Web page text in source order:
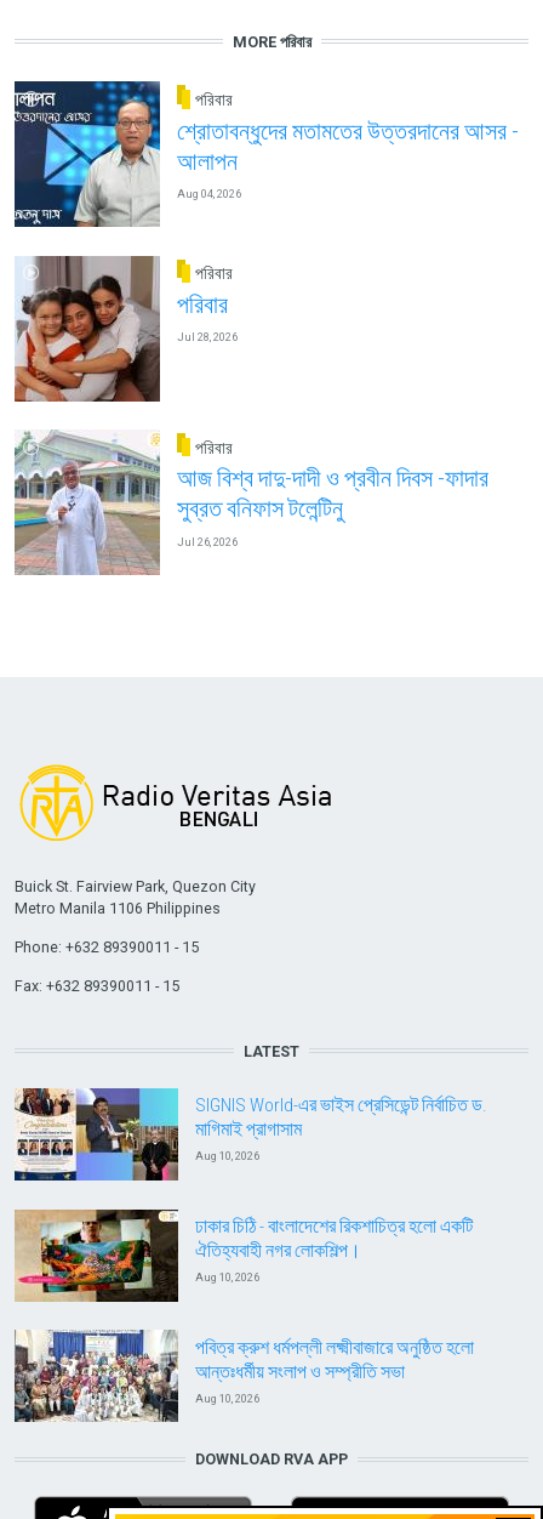
MORE পরিবার
পরিবার
শ্রোতাবন্ধুদের মতামতের উত্তরদানের আসর -
আলাপন
Aug 04, 2026
পরিবার
পরিবার
Jul 28, 2026
পরিবার
আজ বিশ্ব দাদু-দাদী ও প্রবীন দিবস -ফাদার
সুব্রত বনিফাস টলেন্টিনু
Jul 26, 2026
Buick St. Fairview Park, Quezon City
Metro Manila 1106 Philippines
Phone: +632 89390011 - 15
Fax: +632 89390011 - 15
LATEST
SIGNIS World-এর ভাইস প্রেসিডেন্ট নির্বাচিত ড.
মাগিমাই প্রাগাসাম
Aug 10, 2026
ঢাকার চিঠি - বাংলাদেশের রিকশাচিত্র হলো একটি
ঐতিহ্যবাহী নগর লোকশিল্প।
Aug 10, 2026
পবিত্র ক্রুশ ধর্মপল্লী লক্ষ্মীবাজারে অনুষ্ঠিত হলো
আন্তঃধর্মীয় সংলাপ ও সম্প্রীতি সভা
Aug 10, 2026
DOWNLOAD RVA APP